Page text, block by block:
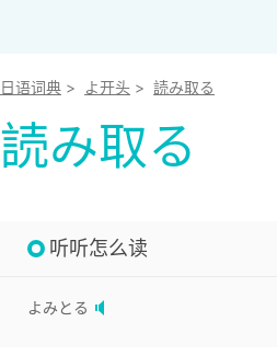
日语词典 > よ开头 > 読み取る
読み取る
听听怎么读
よみとる